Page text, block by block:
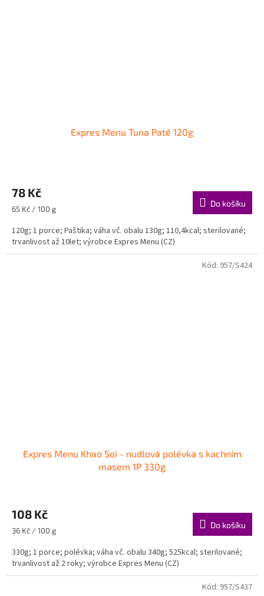
Expres Menu Tuna Paté 120g
78 Kč
Měrná
65 Kč / 100 g
Do košíku
120g; 1 porce; Paštika; váha vč. obalu 130g; 110,4kcal; sterilované;
trvanlivost až 10let; výrobce Expres Menu (CZ)
Expres Menu Khao Soi - nudlová polévka s kachním
masem 1P 330g
108 Kč
Měrná
36 Kč / 100 g
Do košíku
330g; 1 porce; polévka; váha vč. obalu 340g; 525kcal; sterilované;
trvanlivost až 2 roky; výrobce Expres Menu (CZ)
Kód: 957/S424
Kód: 957/S437